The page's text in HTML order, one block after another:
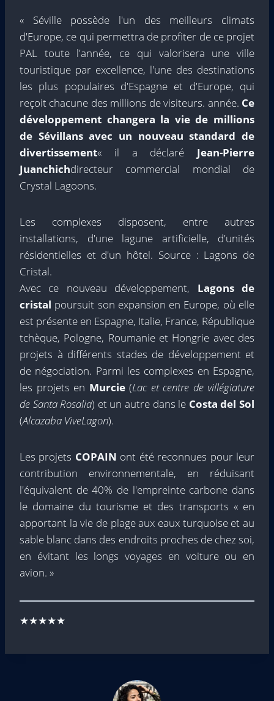
« Séville possède l'un des meilleurs climats
d'Europe, ce qui permettra de profiter de ce projet
PAL toute l'année, ce qui valorisera une ville
touristique par excellence, l'une des destinations
les plus populaires d'Espagne et d'Europe, qui
reçoit chacune des millions de visiteurs. année. Ce
développement changera la vie de millions
de Sévillans avec un nouveau standard de
divertissement« il a déclaré Jean-Pierre
Juanchichdirecteur commercial mondial de
Crystal Lagoons.
Les complexes disposent, entre autres
installations, d'une lagune artificielle, d'unités
résidentielles et d'un hôtel. Source : Lagons de
Cristal.
Avec ce nouveau développement, Lagons de
cristal poursuit son expansion en Europe, où elle
est présente en Espagne, Italie, France, République
tchèque, Pologne, Roumanie et Hongrie avec des
projets à différents stades de développement et
de négociation. Parmi les complexes en Espagne,
les projets en Murcie(Lac et centre de villégiature
de Santa Rosalia) et un autre dans le Costa del Sol
(Alcazaba ViveLagon).
Les projets COPAIN ont été reconnues pour leur
contribution environnementale, en réduisant
l'équivalent de 40% de l'empreinte carbone dans
le domaine du tourisme et des transports « en
apportant la vie de plage aux eaux turquoise et au
sable blanc dans des endroits proches de chez soi,
en évitant les longs voyages en voiture ou en
avion. »
★★★★★